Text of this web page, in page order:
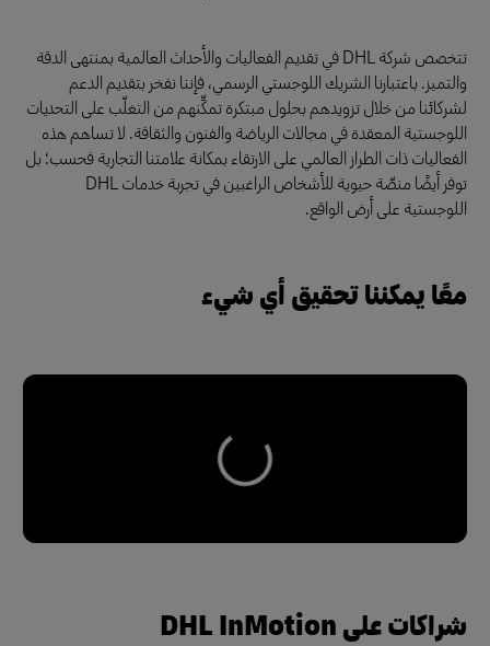
تتخصص شركة DHL في تقديم الفعاليات والأحداث العالمية بمنتهى الدقة
والتميز. باعتبارنا الشريك اللوجستي الرسمي، فإننا نفخر بتقديم الدعم
لشركائنا من خلال تزويدهم بحلول مبتكرة تمكِّنهم من التغلّب على التحديات
اللوجستية المعقدة في مجالات الرياضة والفنون والثقافة. لا تساهم هذه
الفعاليات ذات الطراز العالمي على الارتقاء بمكانة علامتنا التجارية فحسب؛ بل
توفر أيضًا منصّة حيوية للأشخاص الراغبين في تجربة خدمات DHL
اللوجستية على أرض الواقع.
معًا يمكننا تحقيق أي شيء
شراكات على DHL InMotion